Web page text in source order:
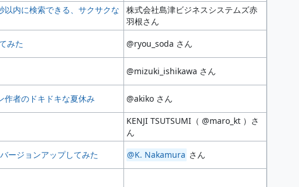
内に検索できる、サクサクな
株式会社島津ビジネスシステムズ赤
羽根さん
みた @ryou_soda さん
@mizuki_ishikawa さん
者のドキドキな夏休み @akiko さん
KENJI TSUTSUMI（ @maro_kt ）さ
ん
ージョンアップしてみた @K. Nakamura さん